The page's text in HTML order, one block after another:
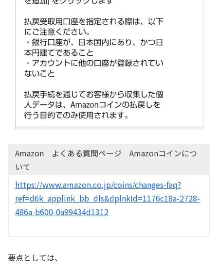
Amazon よくある質問ページ Amazonコインにつ
いて
https://www.amazon.co.jp/coins/changes-faq?
ref=d6k_applink_bb_dls&dplnkId=1176c18a-2728-
486a-b600-0a99434d1312
要点としては、